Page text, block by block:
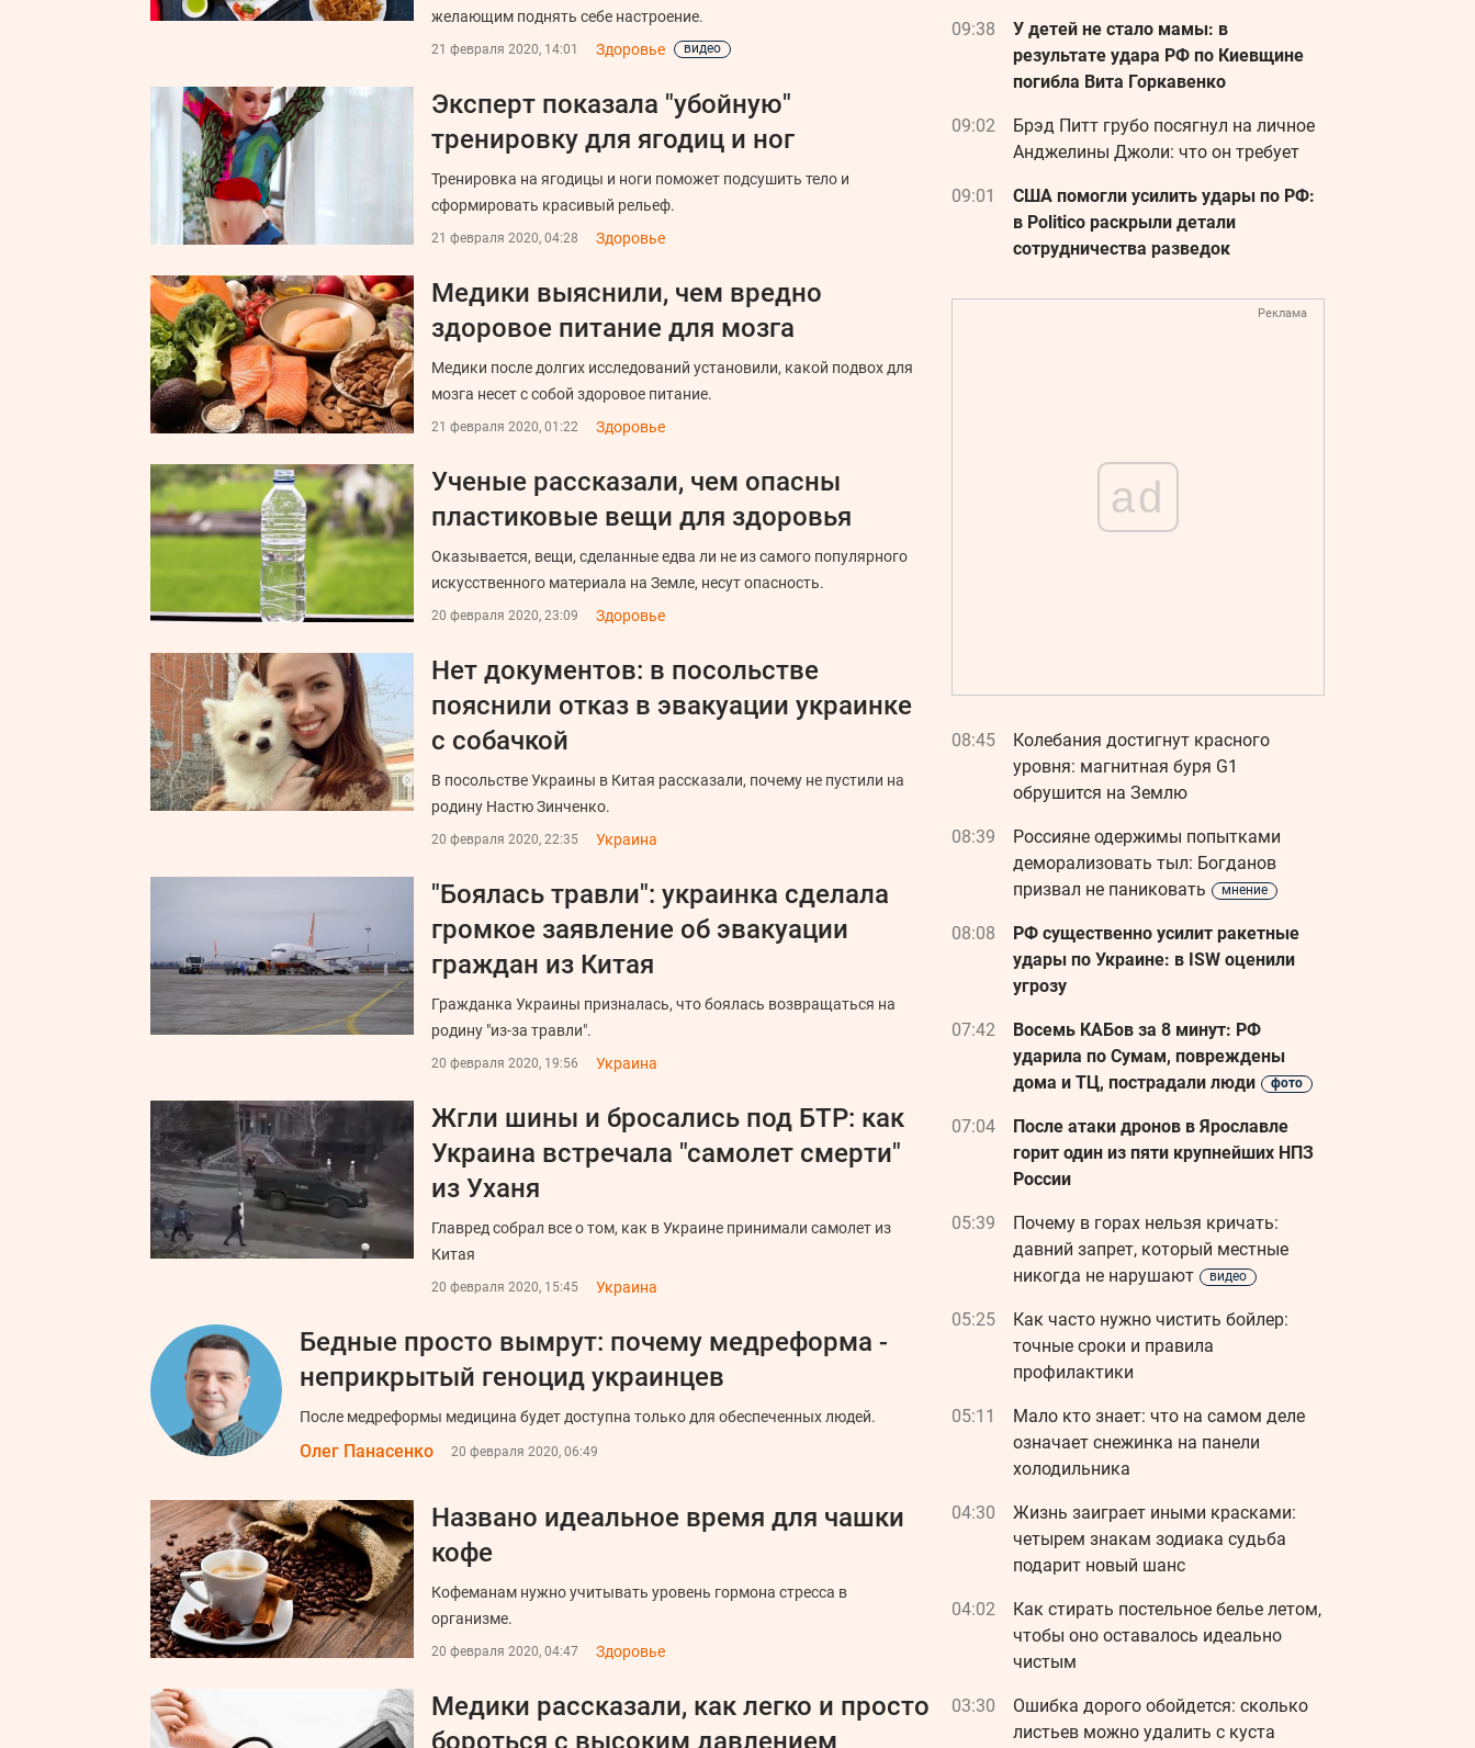
желающим поднять себе настроение.
21 февраля 2020, 14:01 Здоровье видео
Эксперт показала "убойную"
тренировку для ягодиц и ног
Тренировка на ягодицы и ноги поможет подсушить тело и
сформировать красивый рельеф.
21 февраля 2020, 04:28 Здоровье
Медики выяснили, чем вредно
здоровое питание для мозга
Медики после долгих исследований установили, какой подвох для
мозга несет с собой здоровое питание.
21 февраля 2020, 01:22 Здоровье
Ученые рассказали, чем опасны
пластиковые вещи для здоровья
Оказывается, вещи, сделанные едва ли не из самого популярного
искусственного материала на Земле, несут опасность.
20 февраля 2020, 23:09 Здоровье
Нет документов: в посольстве
пояснили отказ в эвакуации украинке
с собачкой
В посольстве Украины в Китая рассказали, почему не пустили на
родину Настю Зинченко.
20 февраля 2020, 22:35 Украина
"Боялась травли": украинка сделала
громкое заявление об эвакуации
граждан из Китая
Гражданка Украины призналась, что боялась возвращаться на
родину "из-за травли".
20 февраля 2020, 19:56 Украина
Жгли шины и бросались под БТР: как
Украина встречала "самолет смерти"
из Уханя
Главред собрал все о том, как в Украине принимали самолет из
Китая
20 февраля 2020, 15:45 Украина
Бедные просто вымрут: почему медреформа -
неприкрытый геноцид украинцев
После медреформы медицина будет доступна только для обеспеченных людей.
Олег Панасенко 20 февраля 2020, 06:49
Названо идеальное время для чашки
кофе
Кофеманам нужно учитывать уровень гормона стресса в
организме.
20 февраля 2020, 04:47 Здоровье
Медики рассказали, как легко и просто
бороться с высоким давлением
09:38
У детей не стало мамы: в
результате удара РФ по Киевщине
погибла Вита Горкавенко
09:02
Брэд Питт грубо посягнул на личное
Анджелины Джоли: что он требует
09:01
США помогли усилить удары по РФ:
в Politico раскрыли детали
сотрудничества разведок
Реклама
ad
08:45
Колебания достигнут красного
уровня: магнитная буря G1
обрушится на Землю
08:39
Россияне одержимы попытками
деморализовать тыл: Богданов
призвал не паниковать
мнение
08:08
РФ существенно усилит ракетные
удары по Украине: в ISW оценили
угрозу
07:42
Восемь КАБов за 8 минут: РФ
ударила по Сумам, повреждены
дома и ТЦ, пострадали люди
фото
07:04
После атаки дронов в Ярославле
горит один из пяти крупнейших НПЗ
России
05:39
Почему в горах нельзя кричать:
давний запрет, который местные
никогда не нарушают
видео
05:25
Как часто нужно чистить бойлер:
точные сроки и правила
профилактики
05:11
Мало кто знает: что на самом деле
означает снежинка на панели
холодильника
04:30
Жизнь заиграет иными красками:
четырем знакам зодиака судьба
подарит новый шанс
04:02
Как стирать постельное белье летом,
чтобы оно оставалось идеально
чистым
03:30
Ошибка дорого обойдется: сколько
листьев можно удалить с куста